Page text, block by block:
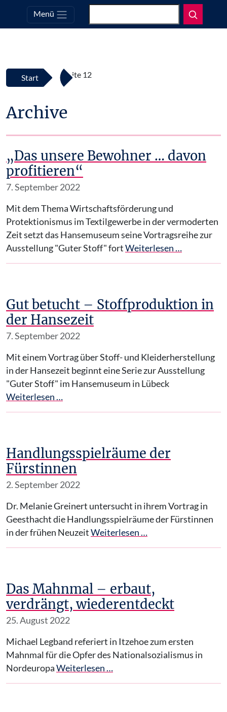
Top
Zum Inhalt springen
Menü
Start Seite 12
Archive
„Das unsere Bewohner … davon
profitieren“
7. September 2022
Mit dem Thema Wirtschaftsförderung und
Protektionismus im Textilgewerbe in der vermoderten
Zeit setzt das Hansemuseum seine Vortragsreihe zur
Ausstellung "Guter Stoff" fortWeiterlesen …
Gut betucht – Stoffproduktion in
der Hansezeit
7. September 2022
Mit einem Vortrag über Stoff- und Kleiderherstellung
in der Hansezeit beginnt eine Serie zur Ausstellung
"Guter Stoff" im Hansemuseum in Lübeck
Weiterlesen …
Handlungsspielräume der
Fürstinnen
2. September 2022
Dr. Melanie Greinert untersucht in ihrem Vortrag in
Geesthacht die Handlungsspielräume der Fürstinnen
in der frühen NeuzeitWeiterlesen …
Das Mahnmal – erbaut,
verdrängt, wiederentdeckt
25. August 2022
Michael Legband referiert in Itzehoe zum ersten
Mahnmal für die Opfer des Nationalsozialismus in
NordeuropaWeiterlesen …